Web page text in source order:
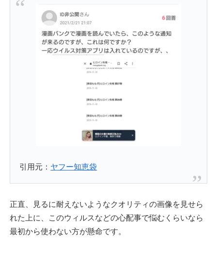
引用元： ヤフー知恵袋
正直、見るに耐えないようなクオリティの画像を見せら
れた上に、このウィルスなどの心配事で悩むくらいなら
最初から使わない方が懸命です。